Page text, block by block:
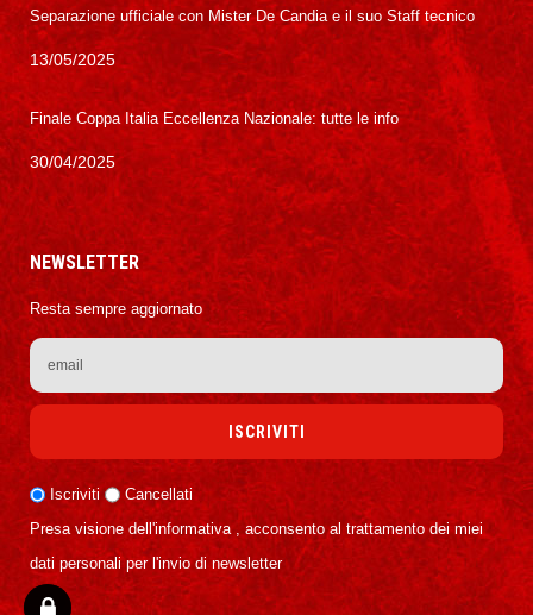
Separazione ufficiale con Mister De Candia e il suo Staff tecnico
13/05/2025
Finale Coppa Italia Eccellenza Nazionale: tutte le info
30/04/2025
NEWSLETTER
Resta sempre aggiornato
Iscriviti
Cancellati
Presa visione dell'informativa , acconsento al trattamento dei miei
dati personali per l'invio di newsletter